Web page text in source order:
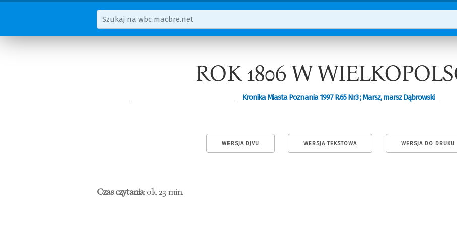
ROK 1806 W
Kronika Miasta Poznania 1997 R.65 Nr3 ; Marsz, marsz Dąbrowski
WERSJA DJVU WERSJA TEKSTOWA WERSJA DO DRUKU
Czas czytania: ok. 23 min.